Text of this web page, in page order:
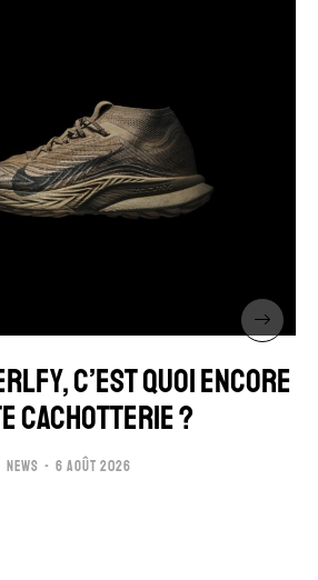
C’EST QUOI ENCORE
CACHOTTERIE ?
NEWS 6 AOÛT 2026